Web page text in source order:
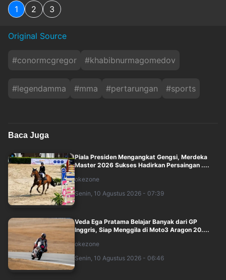
1 2 3
Original Source
#conormcgregor #khabibnurmagomedov
#legendamma #mma #pertarungan #sports
Baca Juga
Piala Presiden Mengangkat Gengsi, Merdeka
Master 2026 Sukses Hadirkan Persaingan ....
okezone
Senin, 10 Agustus 2026 - 07:39
Veda Ega Pratama Belajar Banyak dari GP
Inggris, Siap Menggila di Moto3 Aragon 20....
okezone
Senin, 10 Agustus 2026 - 06:46